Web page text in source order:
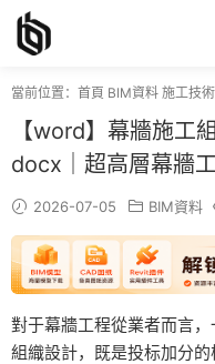
當前位置： 首頁 BIM資料 施工技術
【word】幕牆施工
docx｜超高層幕牆
2026-07-05 BIM資料
對于幕牆工程從業者而言
組織設計，既是投标加分